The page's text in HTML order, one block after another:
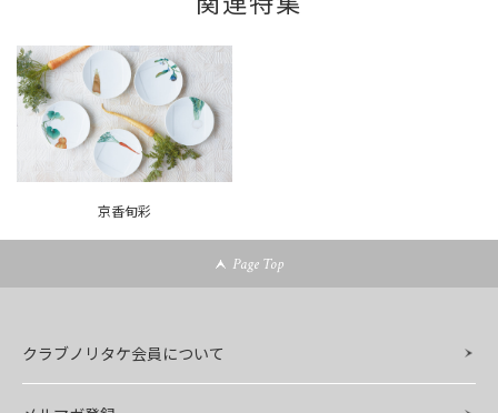
京香旬彩
Page Top
クラブノリタケ会員について